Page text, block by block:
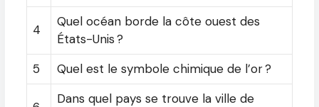
4
Quel océan borde la côte ouest des
États-Unis ?
5
Quel est le symbole chimique de l’or ?
Dans quel pays se trouve la ville de